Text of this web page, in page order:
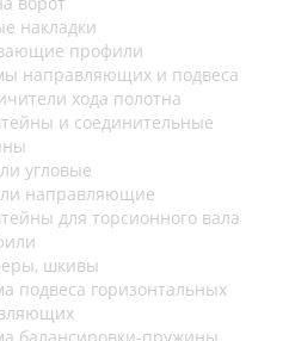
накладки
профили
направляющих и подвеса
хода полотна
и соединительные
угловые
направляющие
для торсионного вала
шкивы
подвеса горизонтальных
балансировки-пружины